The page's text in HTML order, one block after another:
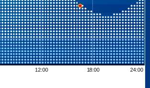
12:00 18:00 24:00